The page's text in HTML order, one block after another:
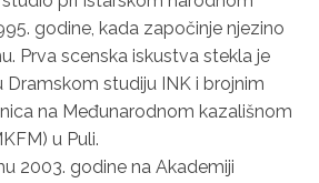
godine, kada započinje njezino
Prva scenska iskustva stekla je
studiju INK i brojnim
na Međunarodnom kazališnom
u Puli.
2003. godine na Akademiji